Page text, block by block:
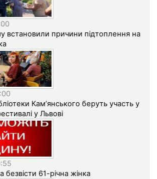
встановили причини підтоплення на
Кам’янського беруть участь у
у Львові
безвісти 61-річна жінка